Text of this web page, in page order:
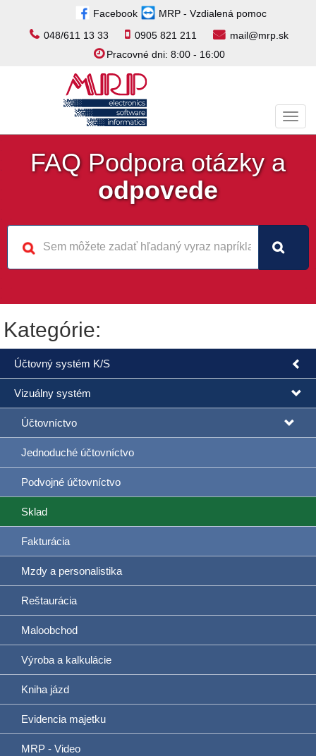
Facebook
MRP - Vzdialená pomoc
048/611 13 33
0905 821 211
mail@mrp.sk
Pracovné dni: 8:00 - 16:00
FAQ Podpora otázky a
odpovede
Kategórie:
Účtovný systém K/S
Vizuálny systém
Účtovníctvo
Jednoduché účtovníctvo
Podvojné účtovníctvo
Sklad
Fakturácia
Mzdy a personalistika
Reštaurácia
Maloobchod
Výroba a kalkulácie
Kniha jázd
Evidencia majetku
MRP - Video